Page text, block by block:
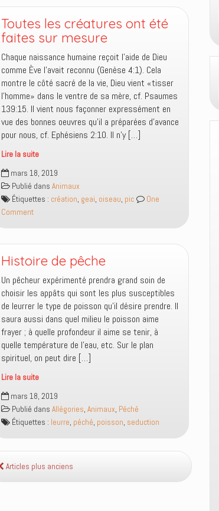
exemple
à
suivre
Toutes les créatures ont été
faites sur mesure
Chaque naissance humaine reçoit l’aide de Dieu
comme Ève l’avait reconnu (Genèse 4:1). Cela
montre le côté sacré de la vie, Dieu vient «tisser
l’homme» dans le ventre de sa mère, cf. Psaumes
139:15. Il vient nous façonner expressément en
vue des bonnes oeuvres qu’il a préparées d’avance
pour nous, cf. Ephésiens 2:10. Il n’y […]
Lire la suite
Toutes
les
créatures
ont
été
sur
mesure
mars 18, 2019
Publié dans Animaux
Étiquettes : création, geai, oiseau, pic
One
Comment
Histoire de pêche
Un pêcheur expérimenté prendra grand soin de
choisir les appâts qui sont les plus susceptibles
de leurrer le type de poisson qu’il désire prendre. Il
saura aussi dans quel milieu le poisson aime
frayer ; à quelle profondeur il aime se tenir, à
quelle température de l’eau, etc. Sur le plan
spirituel, on peut dire […]
Lire la suite
Histoire
de
pêche
mars 18, 2019
Publié dans Allégories, Animaux, Péché
Étiquettes : leurre, péché, poisson, seduction
Articles plus anciens